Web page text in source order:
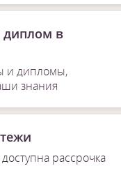
диплом в
и дипломы,
знания
рассрочка